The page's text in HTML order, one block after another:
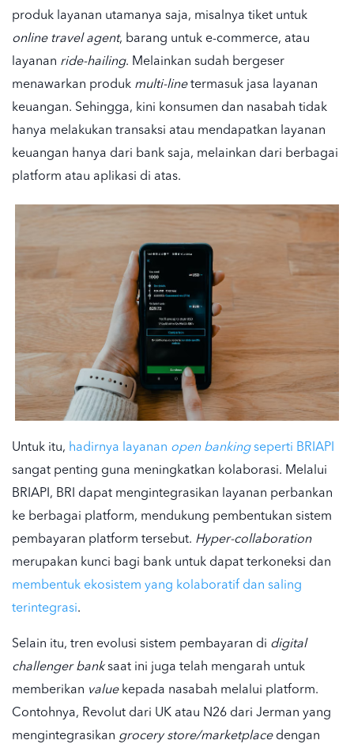
produk layanan utamanya saja, misalnya tiket untuk
online travel agent, barang untuk e-commerce, atau
layanan ride-hailing. Melainkan sudah bergeser
menawarkan produk multi-linetermasuk jasa layanan
keuangan. Sehingga, kini konsumen dan nasabah tidak
hanya melakukan transaksi atau mendapatkan layanan
keuangan hanya dari bank saja, melainkan dari berbagai
platform atau aplikasi di atas.
Untuk itu, hadirnya layanan open bankingseperti BRIAPI
sangat penting guna meningkatkan kolaborasi. Melalui
BRIAPI, BRI dapat mengintegrasikan layanan perbankan
ke berbagai platform, mendukung pembentukan sistem
pembayaran platform tersebut. Hyper-collaboration
merupakan kunci bagi bank untuk dapat terkoneksi dan
membentuk ekosistem yang kolaboratif dan saling
terintegrasi.
Selain itu, tren evolusi sistem pembayaran di digital
challenger banksaat ini juga telah mengarah untuk
memberikan valuekepada nasabah melalui platform.
Contohnya, Revolut dari UK atau N26 dari Jerman yang
mengintegrasikan grocery store/marketplacedengan